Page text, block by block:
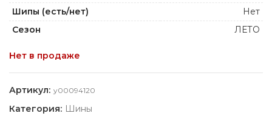
Шипы (есть/нет)
Нет
Сезон
ЛЕТО
Нет в продаже
Артикул: y00094120
Категория: Шины